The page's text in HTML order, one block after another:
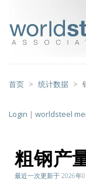
首页 统计数据
Login | worldsteel
粗钢产
最近一次更新于 2026年